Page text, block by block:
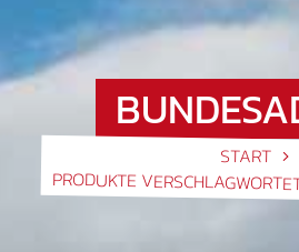
START
PRODUKTE